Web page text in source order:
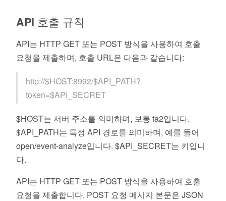
API 호출 규칙
API는 HTTP GET 또는 POST 방식을 사용하여 호출
요청을 제출하며, 호출 URL은 다음과 같습니다:
http://$HOST:8992/$API_PATH?
token=$API_SECRET
$HOST는 서버 주소를 의미하며, 보통 ta2입니다.
$API_PATH는 특정 API 경로를 의미하며, 예를 들어
open/event-analyze입니다. $API_SECRET는 키입니
다.
API는 HTTP GET 또는 POST 방식을 사용하여 호출
요청을 제출합니다. POST 요청 메시지 본문은 JSON